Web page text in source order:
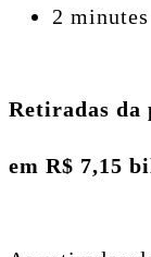
2 minutes
Retiradas da
em R$ 7,15